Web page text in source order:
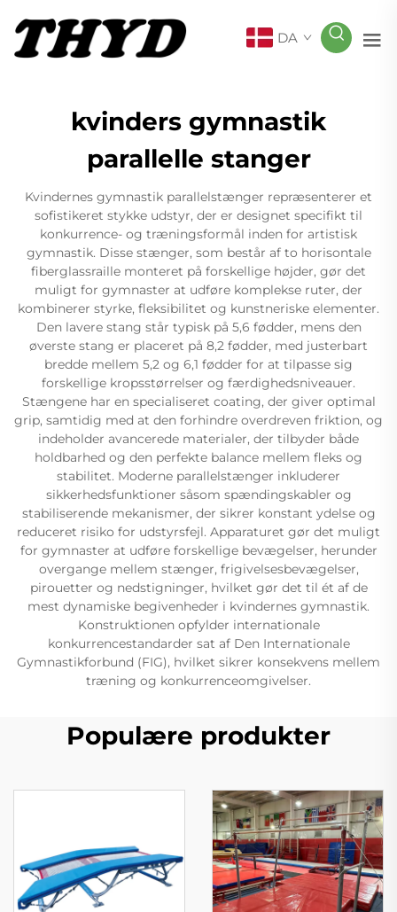
DA
kvinders gymnastik
parallelle stanger
Kvindernes gymnastik parallelstænger repræsenterer et
sofistikeret stykke udstyr, der er designet specifikt til
konkurrence- og træningsformål inden for artistisk
gymnastik. Disse stænger, som består af to horisontale
fiberglassraille monteret på forskellige højder, gør det
muligt for gymnaster at udføre komplekse ruter, der
kombinerer styrke, fleksibilitet og kunstneriske elementer.
Den lavere stang står typisk på 5,6 fødder, mens den
øverste stang er placeret på 8,2 fødder, med justerbart
bredde mellem 5,2 og 6,1 fødder for at tilpasse sig
forskellige kropsstørrelser og færdighedsniveauer.
Stængene har en specialiseret coating, der giver optimal
grip, samtidig med at den forhindre overdreven friktion, og
indeholder avancerede materialer, der tilbyder både
holdbarhed og den perfekte balance mellem fleks og
stabilitet. Moderne parallelstænger inkluderer
sikkerhedsfunktioner såsom spændingskabler og
stabiliserende mekanismer, der sikrer konstant ydelse og
reduceret risiko for udstyrsfejl. Apparaturet gør det muligt
for gymnaster at udføre forskellige bevægelser, herunder
overgange mellem stænger, frigivelsesbevægelser,
pirouetter og nedstigninger, hvilket gør det til ét af de
mest dynamiske begivenheder i kvindernes gymnastik.
Konstruktionen opfylder internationale
konkurrencestandarder sat af Den Internationale
Gymnastikforbund (FIG), hvilket sikrer konsekvens mellem
træning og konkurrenceomgivelser.
Populære produkter